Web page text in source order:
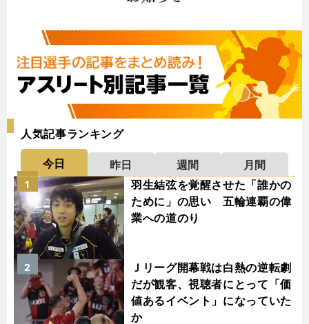
人気記事ランキング
今日 昨日 週間
月間
羽生結弦を覚醒させた「誰かの
ために」の思い 五輪連覇の偉
業への道のり
1
Ｊリーグ開幕戦は白熱の逆転劇
だが観客、視聴者にとって「価
値あるイベント」になっていた
か
2